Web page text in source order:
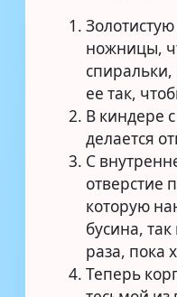
ножницы,
спиральки,
ее так,
В киндере
делается
С
отверстие
которую
бусина,
раза, пока
Теперь